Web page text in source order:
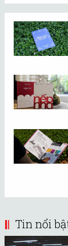
Tin nổi